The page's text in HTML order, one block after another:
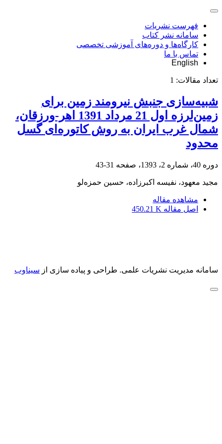
فهرست نشریات
سامانه نشر کتاب
کارگاه‌ها و دوره‌های آموزشی تخصصی
تماس با ما
English
تعداد مقالات: 1
شبیه‌سازی جنبش نیرومند زمین برای
زمین‌لرزه اول 21 مرداد 1391 اهر-ورزقان،
شمال غرب ایران به روش کاتوره‌ای گسل
محدود
دوره 40، شماره 2، 1393، صفحه 31-43
مجید معهود، نفیسه اکبرزاده، حسین حمزه‌لو
مشاهده مقاله
اصل مقاله 450.21 K
سامانه مدیریت نشریات علمی. طراحی و پیاده سازی از سیناوب